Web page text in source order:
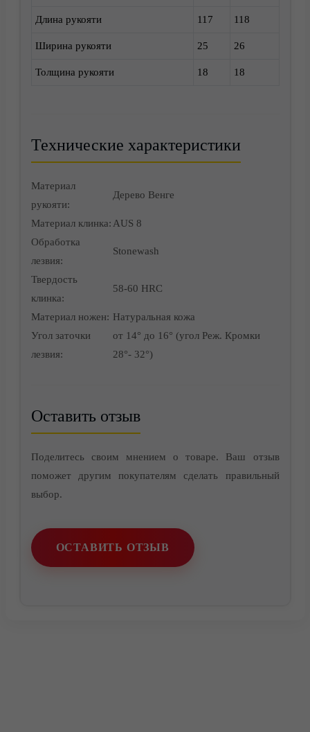
Длина рукояти 117 118
Ширина рукояти 25 26
Толщина рукояти 18 18
Технические характеристики
Материал
рукояти:
Дерево Венге
Материал клинка: AUS 8
Обработка
лезвия:
Stonewash
Твердость
клинка:
58-60 HRC
Материал ножен: Натуральная кожа
Угол заточки
лезвия:
от 14° до 16° (угол Реж. Кромки
28°- 32°)
Оставить отзыв
Поделитесь своим мнением о товаре. Ваш отзыв
поможет другим покупателям сделать правильный
выбор.
ОСТАВИТЬ ОТЗЫВ